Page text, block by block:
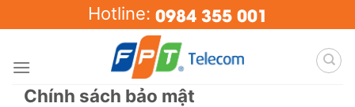
to
Hotline: 0984 355 001
Chính sách bảo mật